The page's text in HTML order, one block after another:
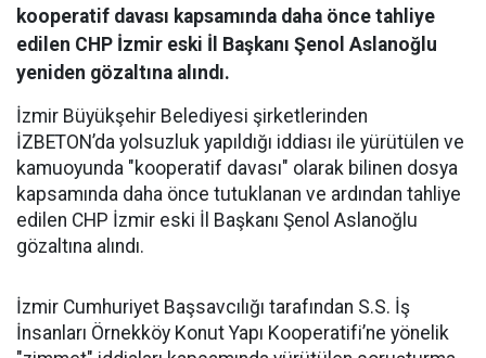
kooperatif davası kapsamında daha önce tahliye
edilen CHP İzmir eski İl Başkanı Şenol Aslanoğlu
yeniden gözaltına alındı.
İzmir Büyükşehir Belediyesi şirketlerinden
İZBETON’da yolsuzluk yapıldığı iddiası ile yürütülen ve
kamuoyunda "kooperatif davası" olarak bilinen dosya
kapsamında daha önce tutuklanan ve ardından tahliye
edilen CHP İzmir eski İl Başkanı Şenol Aslanoğlu
gözaltına alındı.
İzmir Cumhuriyet Başsavcılığı tarafından S.S. İş
İnsanları Örnekköy Konut Yapı Kooperatifi’ne yönelik